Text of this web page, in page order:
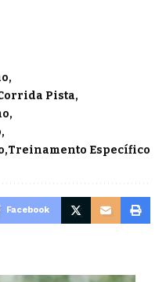
Pista
Treinamento Específico
Facebook